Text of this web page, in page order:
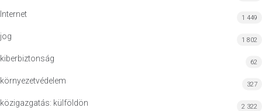
Internet 1 449
jog 1 802
kiberbiztonság 62
környezetvédelem 327
közigazgatás: külföldön 2 322